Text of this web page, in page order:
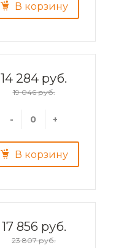
В корзину
14 284 руб.
19 046 руб.
- +
В корзину
17 856 руб.
23 807 руб.